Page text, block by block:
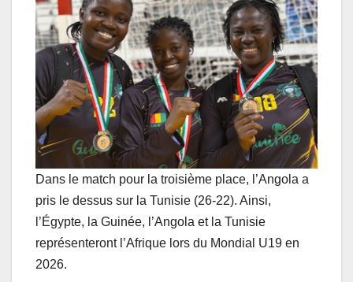
Dans le match pour la troisième place, l’Angola a
pris le dessus sur la Tunisie (26-22). Ainsi,
l’Égypte, la Guinée, l’Angola et la Tunisie
représenteront l’Afrique lors du Mondial U19 en
2026.